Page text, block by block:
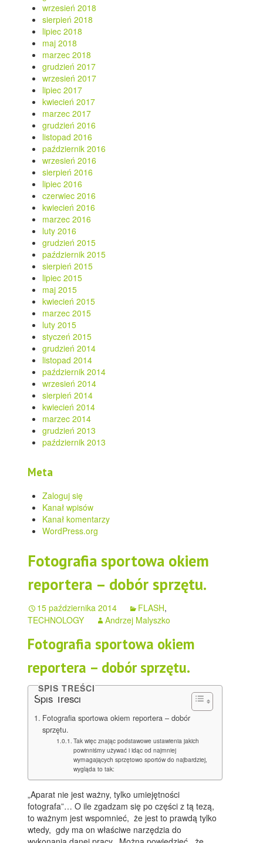
wrzesień 2018
sierpień 2018
lipiec 2018
maj 2018
marzec 2018
grudzień 2017
wrzesień 2017
lipiec 2017
kwiecień 2017
marzec 2017
grudzień 2016
listopad 2016
październik 2016
wrzesień 2016
sierpień 2016
lipiec 2016
czerwiec 2016
kwiecień 2016
marzec 2016
luty 2016
grudzień 2015
październik 2015
sierpień 2015
lipiec 2015
maj 2015
kwiecień 2015
marzec 2015
luty 2015
styczeń 2015
grudzień 2014
listopad 2014
październik 2014
wrzesień 2014
sierpień 2014
kwiecień 2014
marzec 2014
grudzień 2013
październik 2013
Meta
Zaloguj się
Kanał wpisów
Kanał komentarzy
WordPress.org
Fotografia sportowa okiem
reportera – dobór sprzętu.
15 października 2014 FLASH,
TECHNOLOGY
Andrzej Malyszko
Fotografia sportowa okiem
reportera – dobór sprzętu.
SPIS TREŚCI
Spis Treści
Fotografia sportowa okiem reportera – dobór
sprzętu.
Tak więc znając podstawowe ustawienia jakich
powinniśmy używać i idąc od najmniej
wymagających sprzętowo sportów do najbardziej,
wygląda to tak:
„Aparat nie jest ważny, tylko umiejętności
fotografa”… O ile zgadzam się po części z tą tezą,
to ważnym jest wspomnieć, że jest to prawdą tylko
wtedy, gdy ma on właściwe narzędzia do